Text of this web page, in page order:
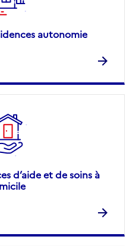
autonomie
d’aide et de soins à